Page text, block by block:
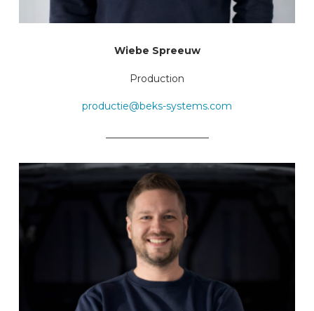
Wiebe Spreeuw
Production
productie@beks-systems.com